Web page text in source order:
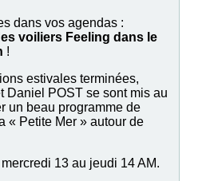
dans vos agendas :
voiliers Feeling dans le
!
estivales terminées,
Daniel POST se sont mis au
un beau programme de
« Petite Mer » autour de
13 au jeudi 14 AM.